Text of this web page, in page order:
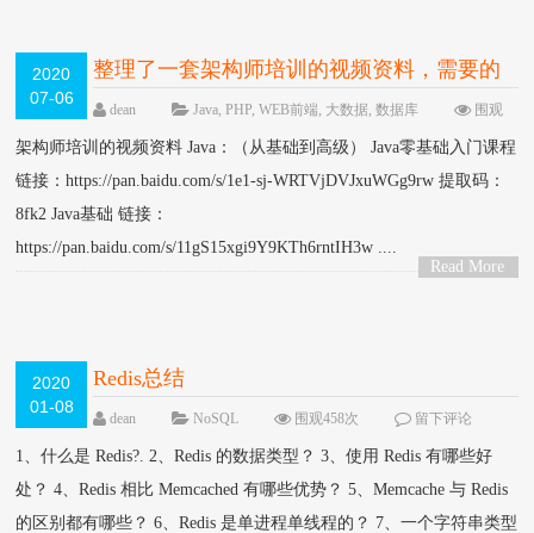
2020
07-06
整理了一套架构师培训的视频资料，需要的
感觉保存，还挺全的
dean Java,PHP,WEB前端, 大数据,数据库
围观
架构师培训的视频资料 Java：（从基础到高级） Java零基础入门课程
链接：https://pan.baidu.com/s/1e1-sj-WRTVjDVJxuWGg9rw 提取码：
8fk2 Java基础 链接：
https://pan.baidu.com/s/11gS15xgi9Y9KTh6rntIH3w ....
Read More
2020
01-08
Redis总结
dean NoSQL 围观458次 留下评论
1、什么是 Redis?. 2、Redis 的数据类型？ 3、使用 Redis 有哪些好
处？ 4、Redis 相比 Memcached 有哪些优势？ 5、Memcache 与 Redis
的区别都有哪些？ 6、Redis 是单进程单线程的？ 7、一个字符串类型